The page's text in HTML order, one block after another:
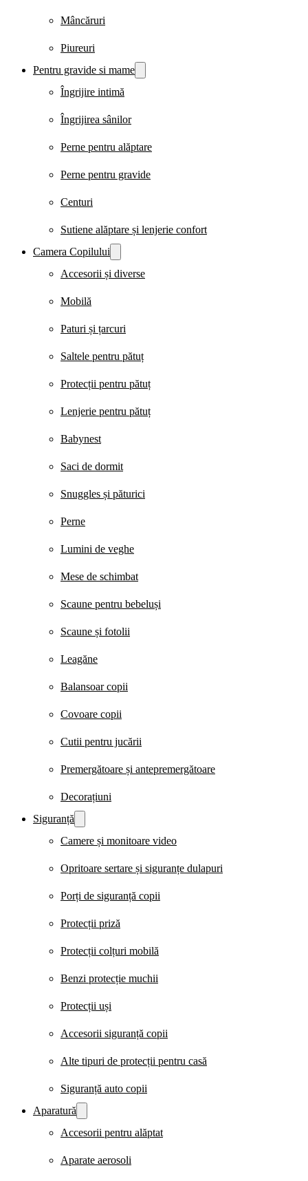
Mâncăruri
Piureuri
Pentru gravide si mame
Îngrijire intimă
Îngrijirea sânilor
Perne pentru alăptare
Perne pentru gravide
Centuri
Sutiene alăptare și lenjerie confort
Camera Copilului
Accesorii și diverse
Mobilă
Paturi și țarcuri
Saltele pentru pătuț
Protecții pentru pătuț
Lenjerie pentru pătuț
Babynest
Saci de dormit
Snuggles și păturici
Perne
Lumini de veghe
Mese de schimbat
Scaune pentru bebeluși
Scaune și fotolii
Leagăne
Balansoar copii
Covoare copii
Cutii pentru jucării
Premergătoare și antepremergătoare
Decorațiuni
Siguranță
Camere și monitoare video
Opritoare sertare și siguranțe dulapuri
Porți de siguranță copii
Protecții priză
Protecții colțuri mobilă
Benzi protecție muchii
Protecții uși
Accesorii siguranță copii
Alte tipuri de protecții pentru casă
Siguranță auto copii
Aparatură
Accesorii pentru alăptat
Aparate aerosoli